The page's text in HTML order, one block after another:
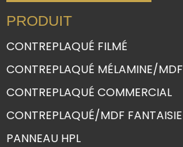
PRODUIT
CONTREPLAQUÉ FILMÉ
CONTREPLAQUÉ MÉLAMINE/MDF
CONTREPLAQUÉ COMMERCIAL
CONTREPLAQUÉ/MDF FANTAISIE
PANNEAU HPL